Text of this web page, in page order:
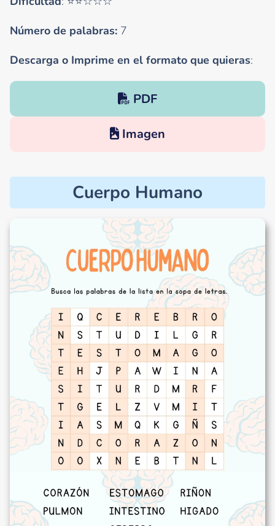
Número de palabras: 7
Descarga o Imprime en el formato que quieras:
PDF
Imagen
Cuerpo Humano